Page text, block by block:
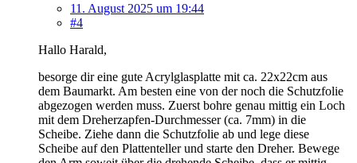
11. August 2025 um 19:44
#4
Hallo Harald,
besorge dir eine gute Acrylglasplatte mit ca. 22x22cm aus
dem Baumarkt. Am besten eine von der noch die Schutzfolie
abgezogen werden muss. Zuerst bohre genau mittig ein Loch
mit dem Dreherzapfen-Durchmesser (ca. 7mm) in die
Scheibe. Ziehe dann die Schutzfolie ab und lege diese
Scheibe auf den Plattenteller und starte den Dreher. Bewege